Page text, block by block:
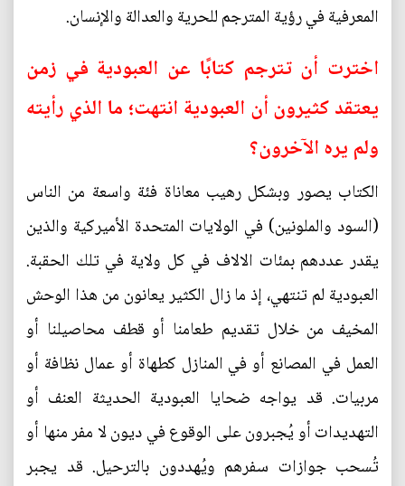
المعرفية في رؤية المترجم للحرية والعدالة والإنسان.
اخترت أن تترجم كتابًا عن العبودية في زمن
يعتقد كثيرون أن العبودية انتهت؛ ما الذي رأيته
ولم يره الآخرون؟
الكتاب يصور وبشكل رهيب معاناة فئة واسعة من الناس
(السود والملونين) في الولايات المتحدة الأميركية والذين
يقدر عددهم بمئات الالاف في كل ولاية في تلك الحقبة.
العبودية لم تنتهي، إذ ما زال الكثير يعانون من هذا الوحش
المخيف من خلال تقديم طعامنا أو قطف محاصيلنا أو
العمل في المصانع أو في المنازل كطهاة أو عمال نظافة أو
مربيات. قد يواجه ضحايا العبودية الحديثة العنف أو
التهديدات أو يُجبرون على الوقوع في ديون لا مفر منها أو
تُسحب جوازات سفرهم ويُهددون بالترحيل. قد يجبر